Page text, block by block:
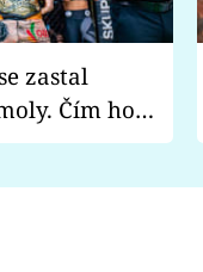
Čím ho